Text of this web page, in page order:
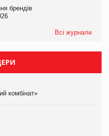
брендів
Всі журнали
комбінат»